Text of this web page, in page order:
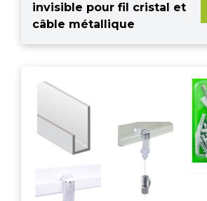
invisible pour fil cristal et
câble métallique